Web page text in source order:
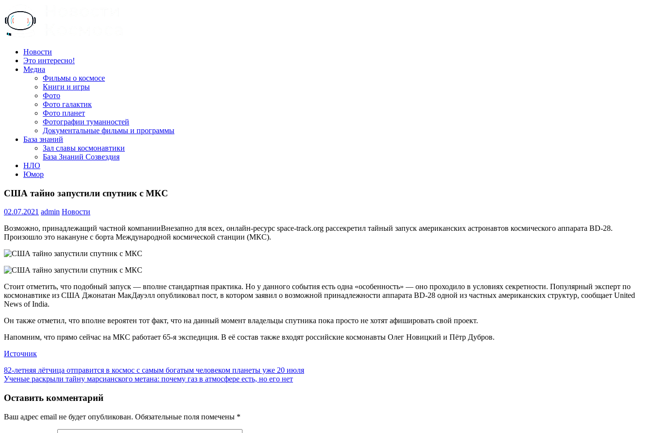
и
перейти
к
Всё
космосе.
Новости
Это интересно!
Медиа
Фильмы о космосе
Книги и игры
Фото
Фото галактик
Фото планет
Фотографии туманностей
Документальные фильмы и программы
База знаний
Зал славы космонавтики
База Знаний Созвездия
НЛО
Юмор
США тайно запустили спутник с МКС
02.07.2021 admin Новости
Возможно, принадлежащий частной компанииВнезапно для всех, онлайн-ресурс space-track.org рассекретил тайный запуск американских астронавтов космического аппарата BD-28.
Произошло это накануне с борта Международной космической станции (МКС).
Стоит отметить, что подобный запуск — вполне стандартная практика. Но у данного события есть одна «особенность» — оно проходило в условиях секретности. Популярный эксперт по
космонавтике из США Джонатан МакДауэлл опубликовал пост, в котором заявил о возможной принадлежности аппарата BD-28 одной из частных американских структур, сообщает United
News of India.
Он также отметил, что вполне вероятен тот факт, что на данный момент владельцы спутника пока просто не хотят афишировать свой проект.
Напомним, что прямо сейчас на МКС работает 65-я экспедиция. В её состав также входят российские космонавты Олег Новицкий и Пётр Дубров.
Источник
Навигация
по
записям
Предыдущая
запись:
82-летняя лётчица отправится в космос с самым богатым человеком планеты уже 20 июля
Следующая
Ученые раскрыли тайну марсианского метана: почему газ в атмосфере есть, но его нет
Оставить комментарий
Ваш адрес email не будет опубликован. Обязательные поля помечены *